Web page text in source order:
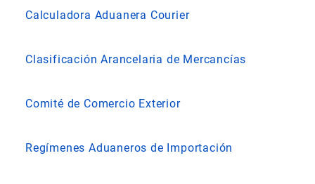
Calculadora Aduanera Courier
Clasificación Arancelaria de Mercancías
Comité de Comercio Exterior
Regímenes Aduaneros de Importación